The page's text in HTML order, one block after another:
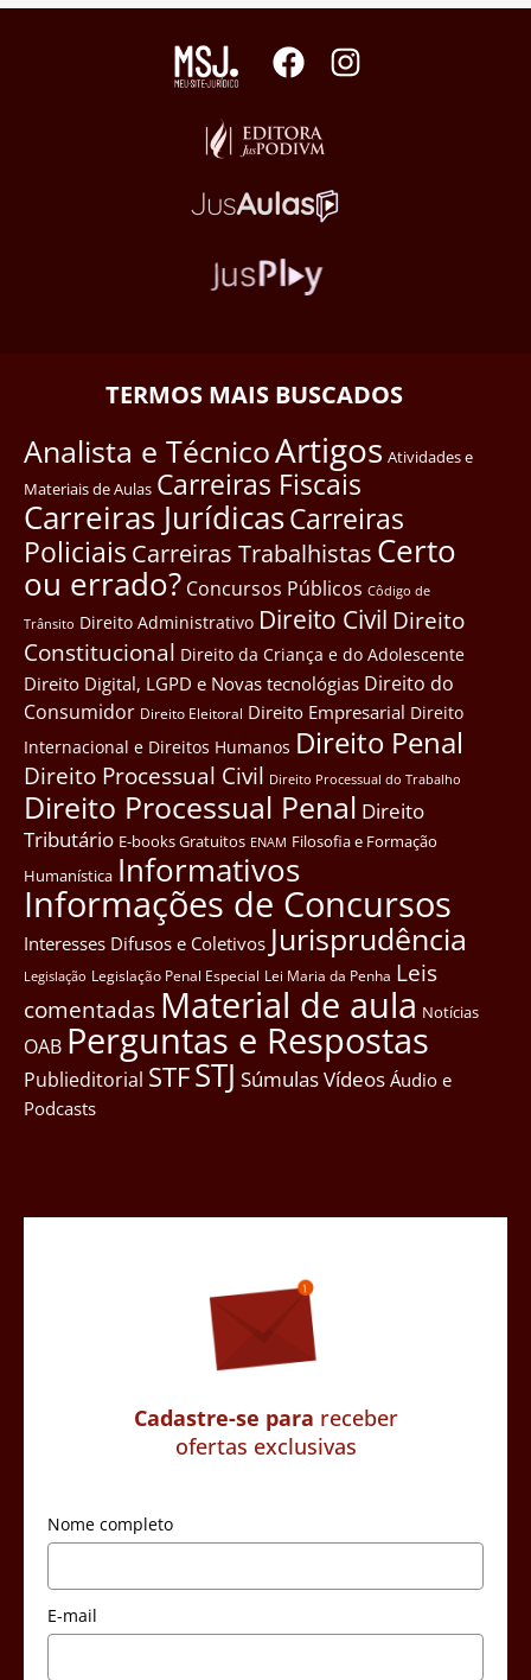
TERMOS MAIS BUSCADOS
Analista e TécnicoArtigos Atividades e
Materiais de Aulas Carreiras Fiscais
Carreiras JurídicasCarreiras
Policiais Carreiras Trabalhistas Certo
ou errado? Concursos Públicos Côdigo de
Trânsito Direito Administrativo Direito Civil Direito
Constitucional Direito da Criança e do Adolescente
Direito Digital, LGPD e Novas tecnológias Direito do
Consumidor Direito Eleitoral Direito Empresarial Direito
Internacional e Direitos Humanos Direito Penal
Direito Processual Civil Direito Processual do Trabalho
Direito Processual Penal Direito
Tributário E-books Gratuitos ENAM Filosofia e Formação
Humanística Informativos
Informações de Concursos
Interesses Difusos e Coletivos Jurisprudência
Legislação Legislação Penal Especial Lei Maria da Penha Leis
comentadas Material de aula Notícias
OAB Perguntas e Respostas
Publieditorial STFSTJ SúmulasVídeos Áudio e
Podcasts
Cadastre-se para receber
ofertas exclusivas
Nome completo
E-mail